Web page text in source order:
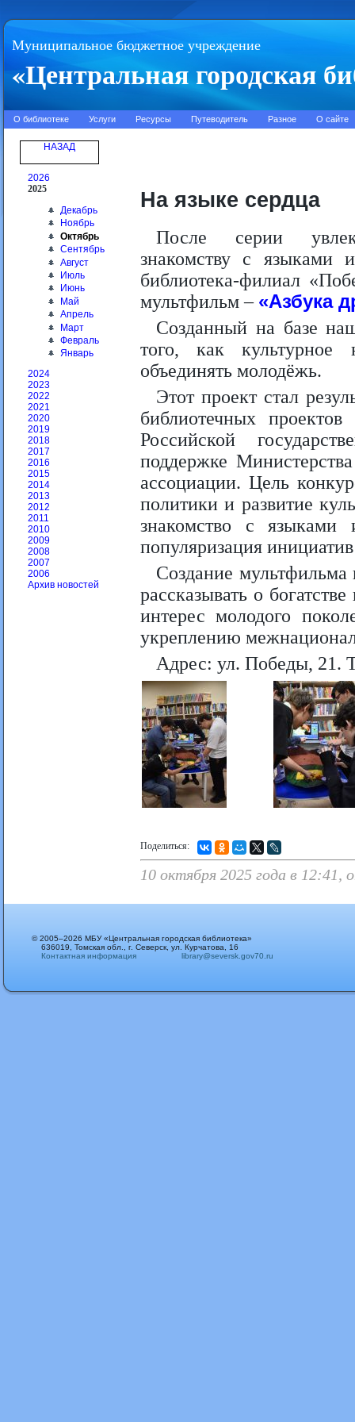
Муниципальное бюджетное учреждение
«Центральная городская
О библиотеке Услуги Ресурсы Путеводитель Разное О сайте
НАЗАД
2026
2025
Декабрь
Ноябрь
Октябрь
Сентябрь
Август
Июль
Июнь
Май
Апрель
Март
Февраль
Январь
2024
2023
2022
2021
2020
2019
2018
2017
2016
2015
2014
2013
2012
2011
2010
2009
2008
2007
2006
Архив новостей
На языке сердца
После серии
знакомству с языками
библиотека-филиал
мультфильм – «Азбука
Созданный на базе
того, как культурное
объединять молодёжь.
Этот проект стал
библиотечных
Российской
поддержке
ассоциации. Цель
политики и развитие
знакомство с
популяризация
Создание
рассказывать о
интерес молодого
укреплению
Адрес: ул. Победы, 21.
Поделиться:
10 октября 2025 года в 12:41,
© 2005–2026 МБУ «Центральная городская библиотека»
636019, Томская обл., г. Северск, ул. Курчатова, 16
Контактная информация
library@seversk.gov70.ru